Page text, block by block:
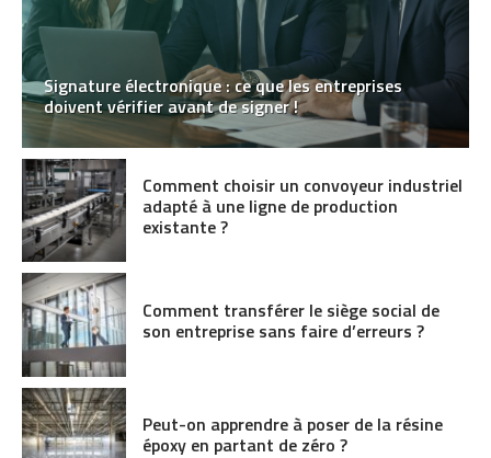
Signature électronique : ce que les entreprises
doivent vérifier avant de signer !
Comment choisir un convoyeur industriel
adapté à une ligne de production
existante ?
Comment transférer le siège social de
son entreprise sans faire d’erreurs ?
Peut-on apprendre à poser de la résine
époxy en partant de zéro ?